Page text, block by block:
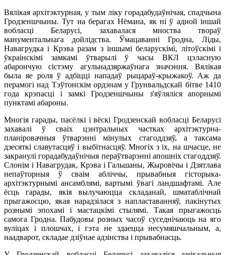
Вялікая архітэктурная, у тым ліку горадабудаўнічая, спадчына
Гродзеншчыны. Тут на берагах Нёмана, як ні ў адной іншай
вобласці Беларусі, захавалася мноства твораў
манументальнага дойлідства. Ўмацаванні Гродна, Ліды,
Навагрудка і Крэва разам з іншымі беларускімі, літоўскімі і
ўкраінскімі замкамі ўтварылі ў часы ВКЛ цэласную
абарончую сістэму агульнадзяржаўнага значэння. Вялікая
была яе роля ў адбіцці нападаў рыцараў-крыжакоў. Аж да
перамогі над Тэўтонскім ордэнам у Грунвальдскай бітве 1410
года крэпасці і замкі Гродзеншчыны з'яўляліся апорнымі
пунктамі абароны.
Многія гарады, пасёлкі і вёскі Гродзенскай вобласці Беларусі
захавалі ў сваіх цэнтральных частках архітэктурна-
планіровачныя ўтварэнні мінулых стагоддзяў, а таксама
дзесяткі славутасцяў і выбітнасцяў. Многіх з іх, на шчасце, не
закранулі горадабудаўнічыя пераўтварэнні апошніх стагоддзяў.
Слонім і Навагрудак, Крэва і Гальшаны, Жыровічы і Дзятлава
непаўторныя ў сваім абліччы, прывабныя гісторыка-
архітэктурнымі ансамблямі, вартымі ўвагі ландшафтамі. Але
ёсць гарады, якія вылучаюцца складанай, шматаблічнай
прыгажосцю, якая нарадзілася з напластаванняў, пакінутых
рознымі эпохамі і мастацкімі стылямі. Такая прыгажосць
самога Гродна. Пабудовы розных часоў суседнічаюць на яго
вуліцах і плошчах, і гэта не здаецца несумяшчальным, а,
наадварот, складае дзіўнае адзінства і прывабнасць.